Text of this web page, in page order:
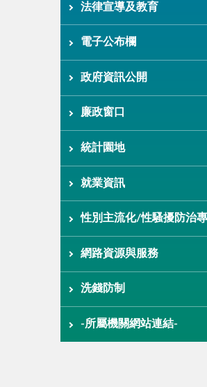
法律宣導及教育
電子公布欄
政府資訊公開
廉政窗口
統計園地
就業資訊
性別主流化/性騷擾防治
網路資源與服務
洗錢防制
-所屬機關網站連結-